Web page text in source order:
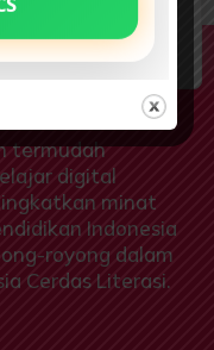
Cerdas
termudah
digital
minat
Indonesia
royong dalam
Cerdas Literasi.